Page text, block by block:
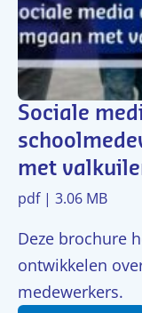
Sociale
met
pdf | 3.06 MB
Deze brochure
ontwikkelen
medewerkers.